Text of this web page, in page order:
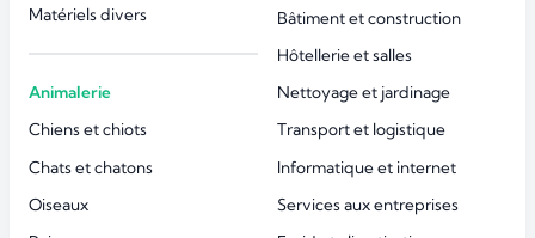
Matériels divers
Animalerie
Chiens et chiots
Chats et chatons
Oiseaux
Bâtiment et construction
Hôtellerie et salles
Nettoyage et jardinage
Transport et logistique
Informatique et internet
Services aux entreprises